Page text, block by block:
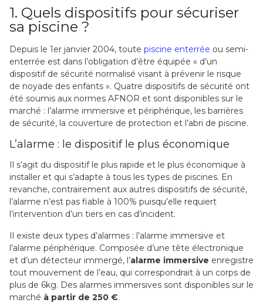
1. Quels dispositifs pour sécuriser
sa piscine ?
Depuis le 1er janvier 2004, toute piscine enterrée ou semi-
enterrée est dans l’obligation d’être équipée « d’un
dispositif de sécurité normalisé visant à prévenir le risque
de noyade des enfants ». Quatre dispositifs de sécurité ont
été soumis aux normes AFNOR et sont disponibles sur le
marché : l’alarme immersive et périphérique, les barrières
de sécurité, la couverture de protection et l’abri de piscine.
L’alarme : le dispositif le plus économique
Il s’agit du dispositif le plus rapide et le plus économique à
installer et qui s’adapte à tous les types de piscines. En
revanche, contrairement aux autres dispositifs de sécurité,
l’alarme n’est pas fiable à 100% puisqu’elle requiert
l’intervention d’un tiers en cas d’incident.
Il existe deux types d’alarmes : l’alarme immersive et
l’alarme périphérique. Composée d’une tête électronique
et d’un détecteur immergé, l’alarme immersive enregistre
tout mouvement de l’eau, qui correspondrait à un corps de
plus de 6kg. Des alarmes immersives sont disponibles sur le
marché à partir de 250 €.